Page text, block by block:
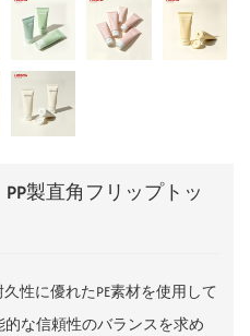
製直角フリップトッ
久性に優れたPE素材を使用して
な信頼性のバランスを求め